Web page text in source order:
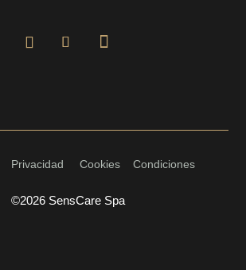
©2026 SensCare Spa
Privacidad Cookies Condiciones